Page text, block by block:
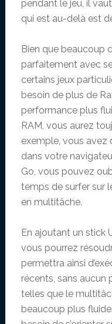
pendant le jeu, il
qui est au-delà est
Bien que beaucoup
parfaitement avec
certains jeux
besoin de plus de
performance plus
RAM, vous aurez
exemple, vous avez
dans votre
Go, vous pouvez
temps de surfer sur
en multitâche.
En ajoutant un stick
vous pourrez
permettra ainsi
récents, sans aucun
telles que le
beaucoup plus